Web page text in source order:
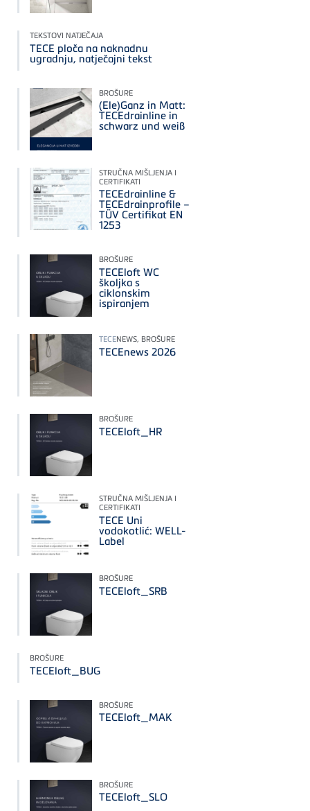
TEKSTOVI NATJEČAJA
TECE ploča na naknadnu
ugradnju, natječajni tekst
BROŠURE
(Ele)Ganz in Matt:
TECEdrainline in
schwarz und weiß
STRUČNA MIŠLJENJA I
CERTIFIKATI
TECEdrainline &
TECEdrainprofile –
TÜV Certifikat EN
1253
BROŠURE
TECEloft WC
školjka s
ciklonskim
ispiranjem
TECENEWS, BROŠURE
TECEnews 2026
BROŠURE
TECEloft_HR
STRUČNA MIŠLJENJA I
CERTIFIKATI
TECE Uni
vodokotlić: WELL-
Label
BROŠURE
TECEloft_SRB
BROŠURE
TECEloft_BUG
BROŠURE
TECEloft_MAK
BROŠURE
TECEloft_SLO